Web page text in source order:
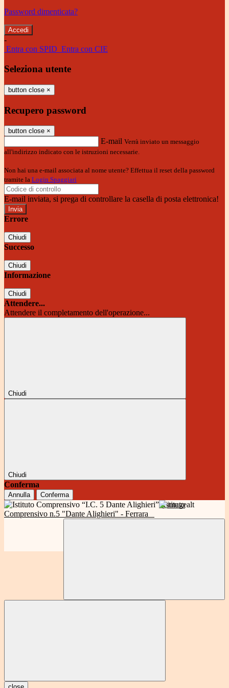
Password dimenticata?
-
Entra con SPID Entra con CIE
Seleziona utente
button close ×
Recupero password
button close ×
E-mail Verrà inviato un messaggio
all'indirizzo indicato con le istruzioni necessarie.
Non hai una e-mail associata al nome utente? Effettua il reset della password
tramite la Login Spaggiari
E-mail inviata, si prega di controllare la casella di posta elettronica!
Errore
Chiudi
Successo
Chiudi
Informazione
Chiudi
Attendere...
Attendere il completamento dell'operazione...
Chiudi
Chiudi
Conferma
Annulla Conferma
Istituto
Comprensivo n.5 "Dante Alighieri" - Ferrara